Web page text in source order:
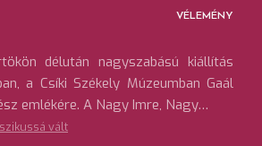
VÉLEMÉNY
délután nagyszabású kiállítás
a Csíki Székely Múzeumban Gaál
emlékére. A Nagy Imre, Nagy…
vált